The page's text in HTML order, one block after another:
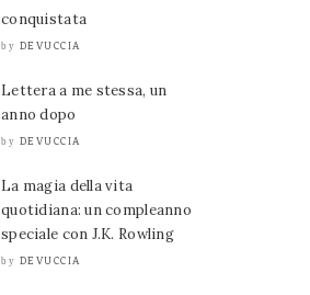
conquistata
by DEVUCCIA
Lettera a me stessa, un
anno dopo
by DEVUCCIA
La magia della vita
quotidiana: un compleanno
speciale con J.K. Rowling
by DEVUCCIA